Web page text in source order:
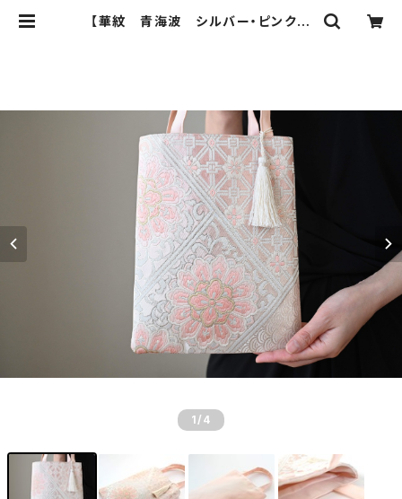
【華紋 青海波 シルバー・ピンク
クラッチバック、ハンドバック
1 /4